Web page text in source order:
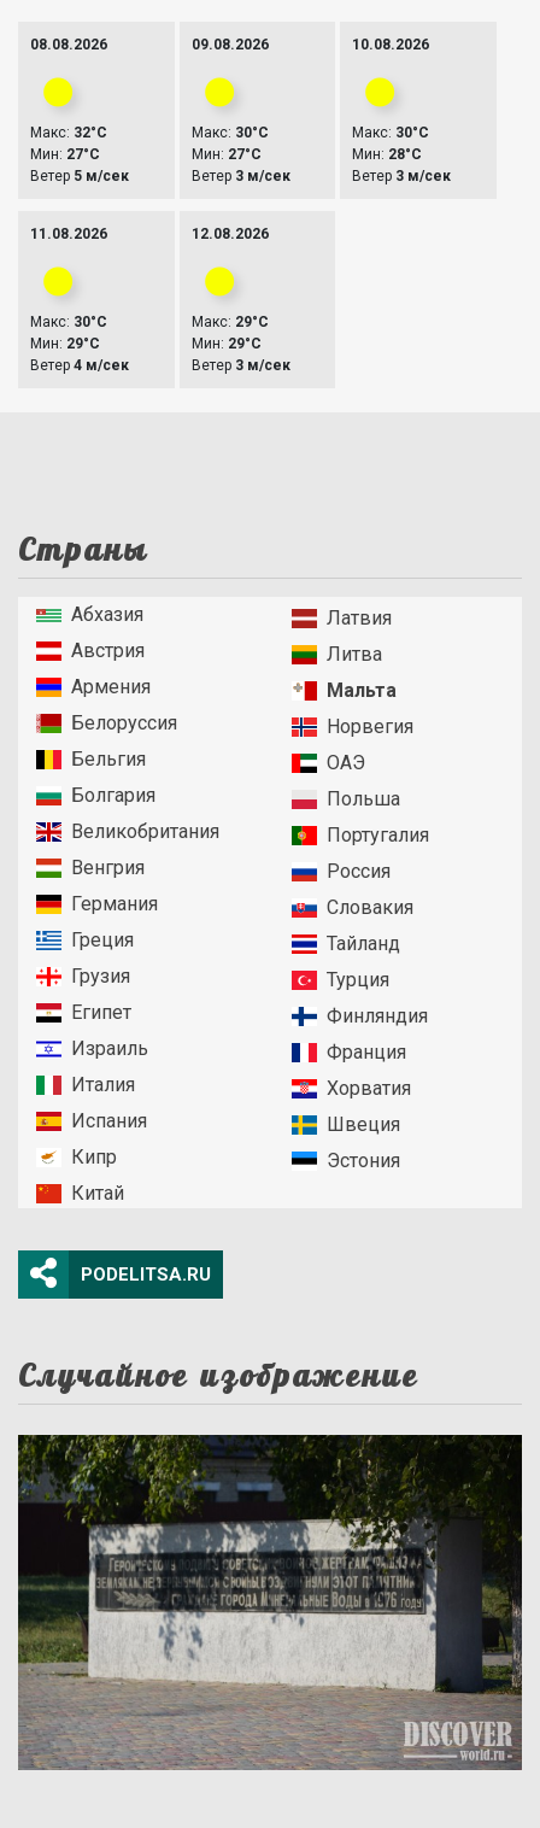
08.08.2026
Макс: 32°C
Мин: 27°C
Ветер 5 м/сек
09.08.2026
Макс: 30°C
Мин: 27°C
Ветер 3 м/сек
10.08.2026
Макс: 30°C
Мин: 28°C
Ветер 3 м/сек
11.08.2026
Макс: 30°C
Мин: 29°C
Ветер 4 м/сек
12.08.2026
Макс: 29°C
Мин: 29°C
Ветер 3 м/сек
Страны
Абхазия
Австрия
Армения
Белоруссия
Бельгия
Болгария
Великобритания
Венгрия
Германия
Греция
Грузия
Египет
Израиль
Италия
Испания
Кипр
Китай
Латвия
Литва
Мальта
Норвегия
ОАЭ
Польша
Португалия
Россия
Словакия
Тайланд
Турция
Финляндия
Франция
Хорватия
Швеция
Эстония
PODELITSA.RU
Случайное изображение